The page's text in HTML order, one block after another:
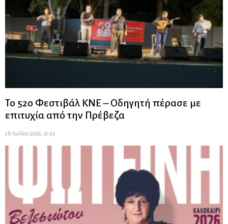
Το 52ο Φεστιβάλ ΚΝΕ – Οδηγητή πέρασε με
επιτυχία από την Πρέβεζα
28 Ιουλίου 2026, 12:45